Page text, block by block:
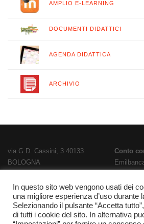
AMPLIO E-LEARNING
DOCUMENTI DIDATTICI
AGENDA DIDATTICA
ARCHIVIO
via G.D. Cassini, 3 40133
BOLOGNA
E-Mail:bois02300g@istruzione.it
PEC: bois02300g@pec.istruzione.it
Codice meccanografico
BOIS02300G
Conto
Codice
Codice
In questo sito web vengono usati dei
una migliore esperienza d’uso durante
Selezionando il pulsante “Accetta
di tutti i cookie del sito. In alternativa